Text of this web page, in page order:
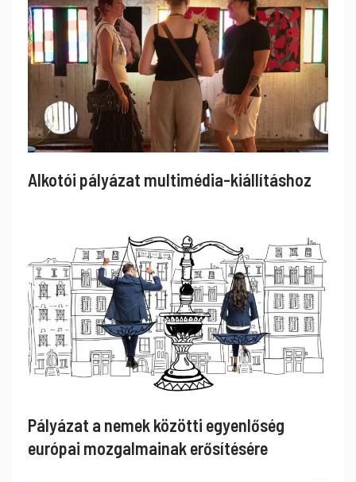
Alkotói pályázat multimédia-kiállításhoz
Pályázat a nemek közötti egyenlőség
európai mozgalmainak erősítésére